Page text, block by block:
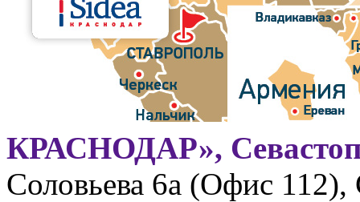
КРАСНОДАР»,
Соловьева 6а (Офис 112),